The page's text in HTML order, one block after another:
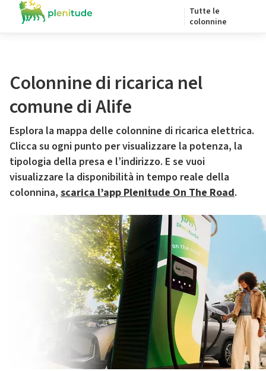
Tutte le
colonnine
Colonnine di ricarica nel
comune di Alife
Esplora la mappa delle colonnine di ricarica elettrica.
Clicca su ogni punto per visualizzare la potenza, la
tipologia della presa e l’indirizzo. E se vuoi
visualizzare la disponibilità in tempo reale della
colonnina, scarica l’app Plenitude On The Road.